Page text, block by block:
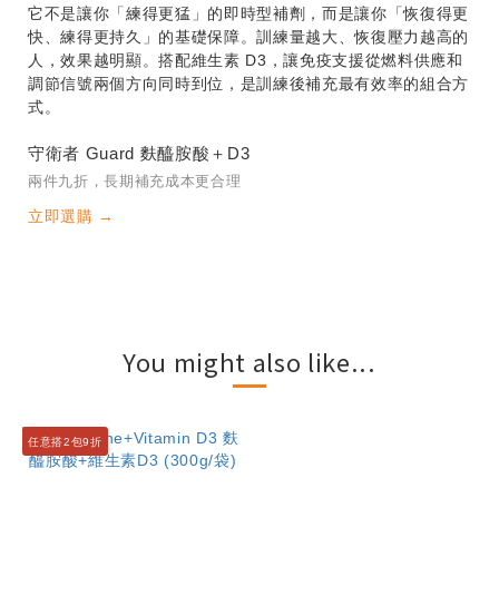
它不是讓你「練得更猛」的即時型補劑，而是讓你「恢復得更
快、練得更持久」的基礎保障。訓練量越大、恢復壓力越高的
人，效果越明顯。搭配維生素 D3，讓免疫支援從燃料供應和
調節信號兩個方向同時到位，是訓練後補充最有效率的組合方
式。
守衛者 Guard 麩醯胺酸＋D3
兩件九折，長期補充成本更合理
立即選購 →
You might also like...
任意搭2包9折